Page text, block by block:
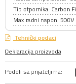
Tip otpornika: Carbon
Max radni napon: 500V
Tehnički podaci
Deklaracija proizvoda
Podeli sa prijateljima: